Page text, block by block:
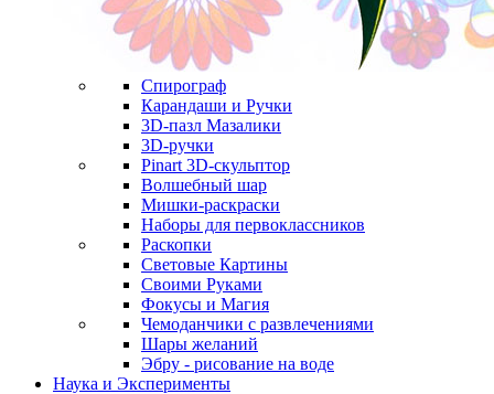
Спирограф
Карандаши и Ручки
3D-пазл Мазалики
3D-ручки
Pinart 3D-скульптор
Волшебный шар
Мишки-раскраски
Наборы для первоклассников
Раскопки
Световые Картины
Своими Руками
Фокусы и Магия
Чемоданчики с развлечениями
Шары желаний
Эбру - рисование на воде
Наука и Эксперименты